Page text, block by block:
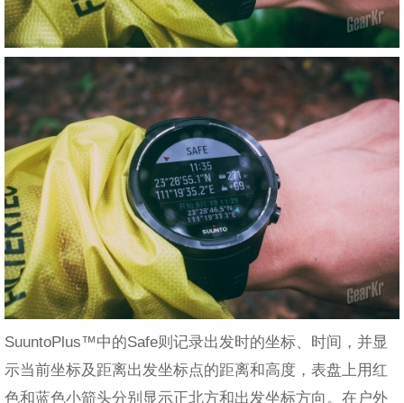
SuuntoPlus™中的Safe则记录出发时的坐标、时间，并显
示当前坐标及距离出发坐标点的距离和高度，表盘上用红
色和蓝色小箭头分别显示正北方和出发坐标方向。在户外